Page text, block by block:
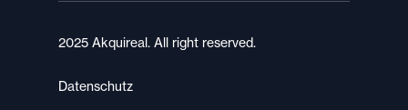
2025 Akquireal. All right reserved.
Datenschutz